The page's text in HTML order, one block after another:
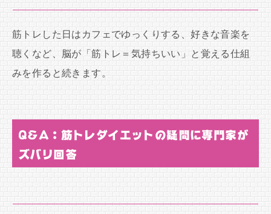
筋トレした日はカフェでゆっくりする、好きな音楽を
聴くなど、脳が「筋トレ＝気持ちいい」と覚える仕組
みを作ると続きます。
Q&A：筋トレダイエットの疑問に専門家が
ズバリ回答